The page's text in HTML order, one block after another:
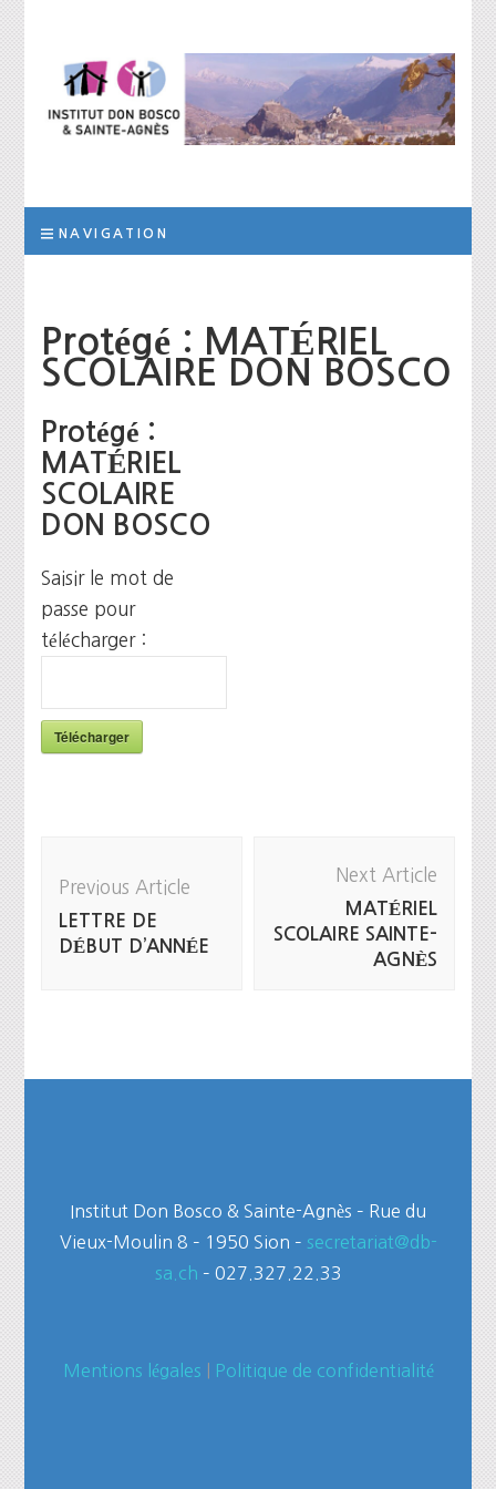
Bosco et Sainte-
scolarisés dans les filières ordinaires de formation
NAVIGATION
Protégé : MATÉRIEL
SCOLAIRE DON BOSCO
Protégé :
MATÉRIEL
SCOLAIRE
DON BOSCO
Saisir le mot de
passe pour
télécharger :
Télécharger
Navigation
Previous Article
LETTRE DE
DÉBUT D’ANNÉE
Next Article
MATÉRIEL
SCOLAIRE SAINTE-
AGNÈS
Institut Don Bosco & Sainte-Agnès – Rue du
Vieux-Moulin 8 – 1950 Sion – secretariat@db-
sa.ch – 027.327.22.33
Mentions légales Politique de confidentialité